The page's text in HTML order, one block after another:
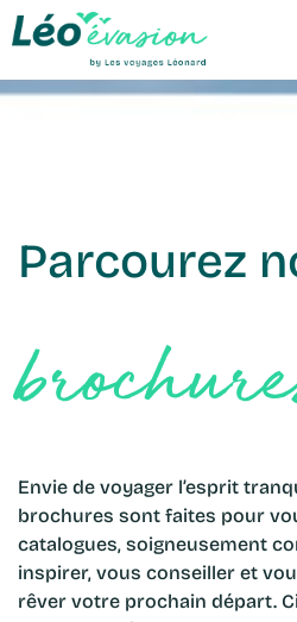
Parcourez
Envie de voyager l’esprit tranquille ? Nos
brochures sont faites pour
catalogues, soigneusement
inspirer, vous conseiller et
rêver votre prochain départ.